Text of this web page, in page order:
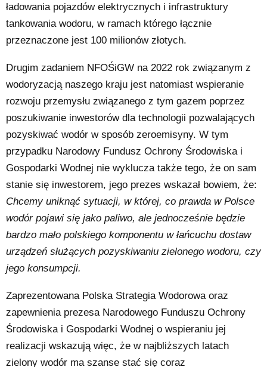
ładowania pojazdów elektrycznych i infrastruktury
tankowania wodoru, w ramach którego łącznie
przeznaczone jest 100 milionów złotych.
Drugim zadaniem NFOŚiGW na 2022 rok związanym z
wodoryzacją naszego kraju jest natomiast wspieranie
rozwoju przemysłu związanego z tym gazem poprzez
poszukiwanie inwestorów dla technologii pozwalających
pozyskiwać wodór w sposób zeroemisyny. W tym
przypadku Narodowy Fundusz Ochrony Środowiska i
Gospodarki Wodnej nie wyklucza także tego, że on sam
stanie się inwestorem, jego prezes wskazał bowiem, że:
Chcemy uniknąć sytuacji, w której, co prawda w Polsce
wodór pojawi się jako paliwo, ale jednocześnie będzie
bardzo mało polskiego komponentu w łańcuchu dostaw
urządzeń służących pozyskiwaniu zielonego wodoru, czy
jego konsumpcji.
Zaprezentowana Polska Strategia Wodorowa oraz
zapewnienia prezesa Narodowego Funduszu Ochrony
Środowiska i Gospodarki Wodnej o wspieraniu jej
realizacji wskazują więc, że w najbliższych latach
zielony wodór ma szanse stać się coraz